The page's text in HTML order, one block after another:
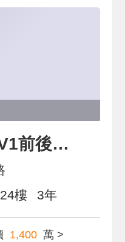
專任低總價玄泰V1前後陽台格局方正有車位
樓 3年
1,400 萬 >